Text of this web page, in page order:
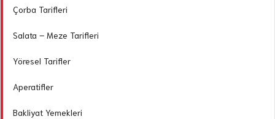
Çorba Tarifleri
Salata – Meze Tarifleri
Yöresel Tarifler
Aperatifler
Bakliyat Yemekleri